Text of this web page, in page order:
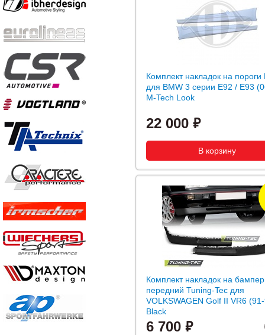
Комплект накладок на пороги
для BMW 3 серии E92 / E93
M-Tech Look
22 000
Комплект накладок на бампер
передний Tuning-Tec для
VOLKSWAGEN Golf II VR6
Black
6 700